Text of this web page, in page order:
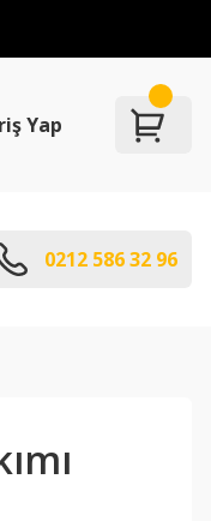
Yap
0212 586 32 96